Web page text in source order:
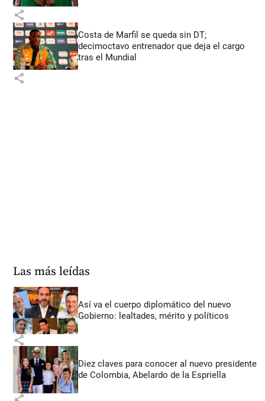
share
Costa de Marfil se queda sin DT;
decimoctavo entrenador que deja el cargo
tras el Mundial
share
Las más leídas
Así va el cuerpo diplomático del nuevo
Gobierno: lealtades, mérito y políticos
share
Diez claves para conocer al nuevo presidente
de Colombia, Abelardo de la Espriella